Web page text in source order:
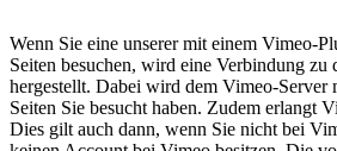
Wenn Sie eine unserer mit einem Vimeo-
Seiten besuchen, wird eine Verbindung zu
hergestellt. Dabei wird dem Vimeo-Server
Seiten Sie besucht haben. Zudem erlangt
Dies gilt auch dann, wenn Sie nicht bei